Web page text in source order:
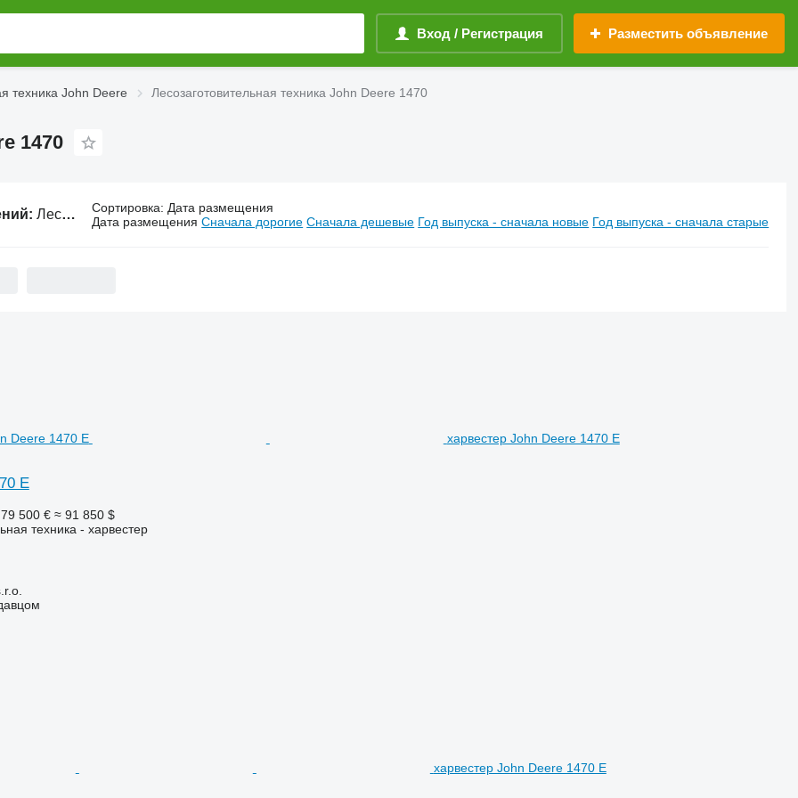
Вход / Регистрация Разместить объявление
техника John Deere Лесозаготовительная техника John Deere 1470
1470
Лесозаготовительная техника John Deere 1470 Сортировка: Дата размещения
Дата размещения Сначала дорогие Сначала дешевые Год выпуска - сначала новые Год выпуска - сначала старые
харвестер John Deere 1470 E
E
79 500 € ≈ 91 850 $
техника - харвестер
харвестер John Deere 1470 E